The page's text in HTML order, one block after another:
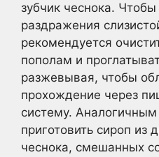
зубчик чеснока.
раздражения
рекомендуется
пополам и
разжевывая, чтобы
прохождение через
систему.
приготовить сироп из
чеснока, смешанных